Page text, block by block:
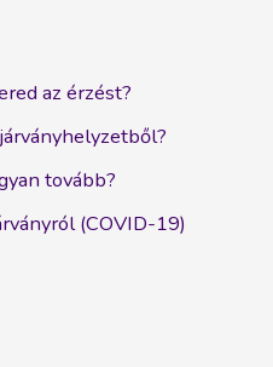
az érzést?
tovább?
(COVID-19)